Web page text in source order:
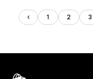
1 2 3